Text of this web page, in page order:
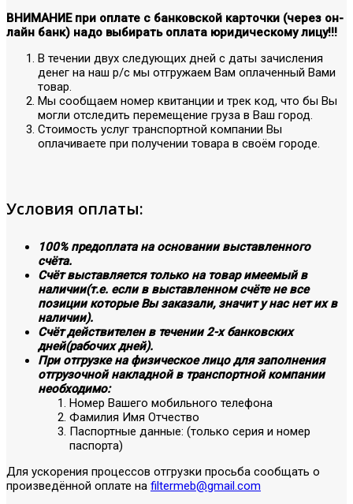
ВНИМАНИЕ при оплате с банковской карточки (через он-
лайн банк) надо выбирать оплата юридическому лицу!!!
В течении двух следующих дней с даты зачисления
денег на наш р/с мы отгружаем Вам оплаченный Вами
товар.
Мы сообщаем номер квитанции и трек код, что бы Вы
могли отследить перемещение груза в Ваш город.
Стоимость услуг транспортной компании Вы
оплачиваете при получении товара в своём городе.
Условия оплаты:
100% предоплата на основании выставленного
счёта.
Счёт выставляется только на товар имеемый в
наличии(т.е. если в выставленном счёте не все
позиции которые Вы заказали, значит у нас нет их в
наличии).
Счёт действителен в течении 2-х банковских
дней(рабочих дней).
При отгрузке на физическое лицо для заполнения
отгрузочной накладной в транспортной компании
необходимо:
Номер Вашего мобильного телефона
Фамилия Имя Отчество
Паспортные данные: (только серия и номер
паспорта)
Для ускорения процессов отгрузки просьба сообщать о
произведённой оплате на filtermeb@gmail.com